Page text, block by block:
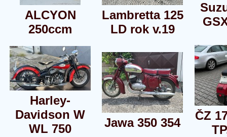
ALCYON
250ccm
Lambretta 125
LD rok v.19
Harley-
Davidson W
WL 750
Jawa 350 354
ČZ